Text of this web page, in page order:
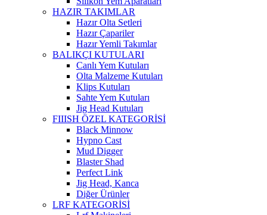
HAZIR TAKIMLAR
Hazır Olta Setleri
Hazır Çapariler
Hazır Yemli Takımlar
BALIKÇI KUTULARI
Canlı Yem Kutuları
Olta Malzeme Kutuları
Klips Kutuları
Sahte Yem Kutuları
Jig Head Kutuları
FIIISH ÖZEL KATEGORİSİ
Black Minnow
Hypno Cast
Mud Digger
Blaster Shad
Perfect Link
Jig Head, Kanca
Diğer Ürünler
LRF KATEGORİSİ